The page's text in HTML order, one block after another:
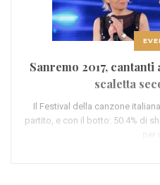
Sanremo 2017,
scaletta
Il Festival della canzone
partito, e con il botto: 50.4% di